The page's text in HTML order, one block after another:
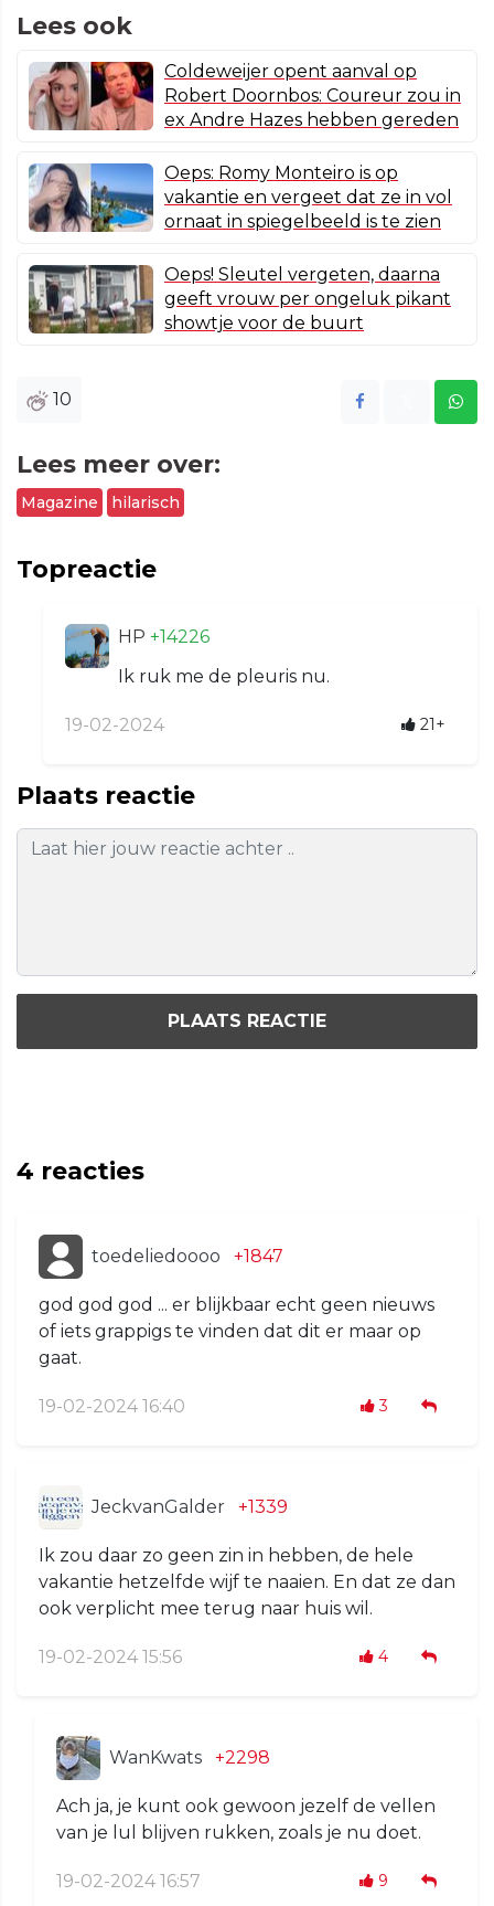
Lees ook
Coldeweijer opent aanval op
Robert Doornbos: Coureur zou in
ex Andre Hazes hebben gereden
Oeps: Romy Monteiro is op
vakantie en vergeet dat ze in vol
ornaat in spiegelbeeld is te zien
Oeps! Sleutel vergeten, daarna
geeft vrouw per ongeluk pikant
showtje voor de buurt
10
Lees meer over:
Magazine hilarisch
Topreactie
HP +14226
Ik ruk me de pleuris nu.
19-02-2024 21+
Plaats reactie
PLAATS REACTIE
4 reacties
toedeliedoooo +1847
god god god ... er blijkbaar echt geen nieuws
of iets grappigs te vinden dat dit er maar op
gaat.
19-02-2024 16:40 3
JeckvanGalder +1339
Ik zou daar zo geen zin in hebben, de hele
vakantie hetzelfde wijf te naaien. En dat ze dan
ook verplicht mee terug naar huis wil.
19-02-2024 15:56 4
WanKwats +2298
Ach ja, je kunt ook gewoon jezelf de vellen
van je lul blijven rukken, zoals je nu doet.
19-02-2024 16:57 9